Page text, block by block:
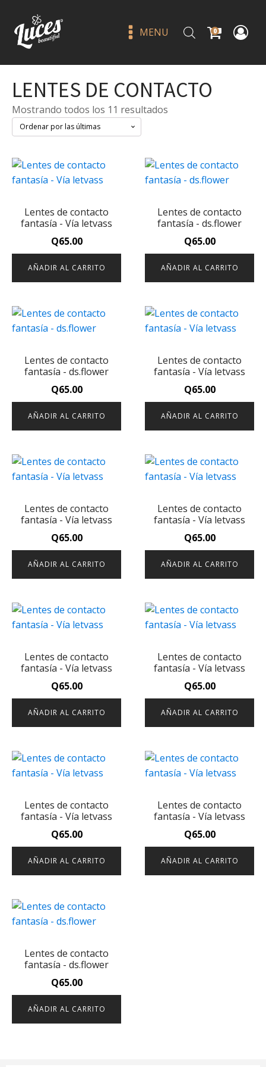
MENU 0
LENTES DE CONTACTO
Mostrando todos los 11 resultados
Lentes de contacto
fantasía - Vía letvass
Q65.00
AÑADIR AL CARRITO
Lentes de contacto
fantasía - ds.flower
Q65.00
AÑADIR AL CARRITO
Lentes de contacto
fantasía - ds.flower
Q65.00
AÑADIR AL CARRITO
Lentes de contacto
fantasía - Vía letvass
Q65.00
AÑADIR AL CARRITO
Lentes de contacto
fantasía - Vía letvass
Q65.00
AÑADIR AL CARRITO
Lentes de contacto
fantasía - Vía letvass
Q65.00
AÑADIR AL CARRITO
Lentes de contacto
fantasía - Vía letvass
Q65.00
AÑADIR AL CARRITO
Lentes de contacto
fantasía - Vía letvass
Q65.00
AÑADIR AL CARRITO
Lentes de contacto
fantasía - Vía letvass
Q65.00
AÑADIR AL CARRITO
Lentes de contacto
fantasía - Vía letvass
Q65.00
AÑADIR AL CARRITO
Lentes de contacto
fantasía - ds.flower
Q65.00
AÑADIR AL CARRITO
Blurr. Multi-Use Stick - italia
Q45.00 + ADD